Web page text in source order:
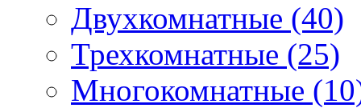
Двухкомнатные (40)
Трехкомнатные (25)
Многокомнатные